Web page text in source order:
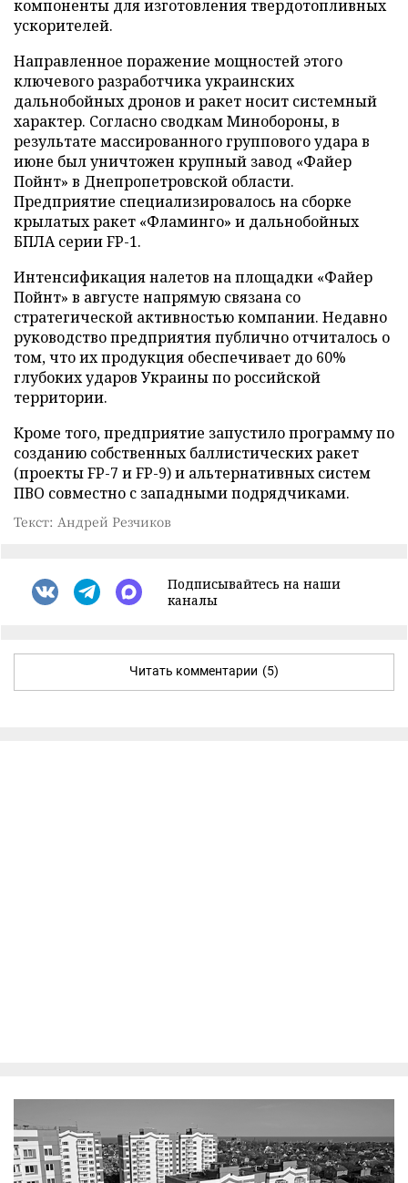
компоненты для изготовления твердотопливных
ускорителей.
Направленное поражение мощностей этого
ключевого разработчика украинских
дальнобойных дронов и ракет носит системный
характер. Согласно сводкам Минобороны, в
результате массированного группового удара в
июне был уничтожен крупный завод «Файер
Пойнт» в Днепропетровской области.
Предприятие специализировалось на сборке
крылатых ракет «Фламинго» и дальнобойных
БПЛА серии FP-1.
Интенсификация налетов на площадки «Файер
Пойнт» в августе напрямую связана со
стратегической активностью компании. Недавно
руководство предприятия публично отчиталось о
том, что их продукция обеспечивает до 60%
глубоких ударов Украины по российской
территории.
Кроме того, предприятие запустило программу по
созданию собственных баллистических ракет
(проекты FP-7 и FP-9) и альтернативных систем
ПВО совместно с западными подрядчиками.
Текст: Андрей Резчиков
Подписывайтесь на наши
каналы
Читать комментарии (5)